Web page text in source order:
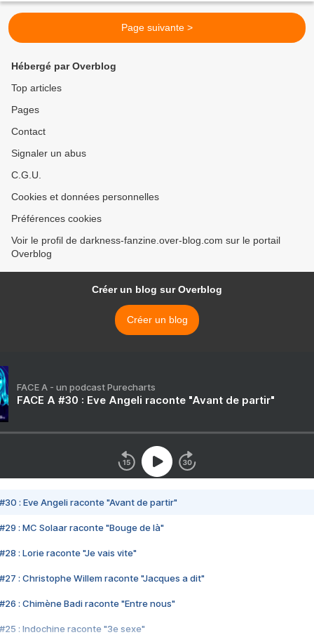
Page suivante >
Hébergé par Overblog
Top articles
Pages
Contact
Signaler un abus
C.G.U.
Cookies et données personnelles
Préférences cookies
Voir le profil de darkness-fanzine.over-blog.com sur le portail
Overblog
Créer un blog sur Overblog
Créer un blog
FACE A - un podcast Purecharts
FACE A #30 : Eve Angeli raconte "Avant de partir"
#30 : Eve Angeli raconte "Avant de partir"
#29 : MC Solaar raconte "Bouge de là"
#28 : Lorie raconte "Je vais vite"
#27 : Christophe Willem raconte "Jacques a dit"
#26 : Chimène Badi raconte "Entre nous"
#25 : Indochine raconte "3e sexe"